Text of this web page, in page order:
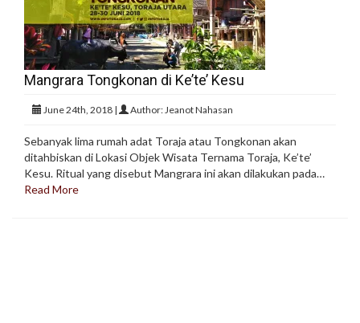
Mangrara Tongkonan di Ke’te’ Kesu
June 24th, 2018 | Author: Jeanot Nahasan
Sebanyak lima rumah adat Toraja atau Tongkonan akan
ditahbiskan di Lokasi Objek Wisata Ternama Toraja, Ke’te’
Kesu. Ritual yang disebut Mangrara ini akan dilakukan pada…
Read More